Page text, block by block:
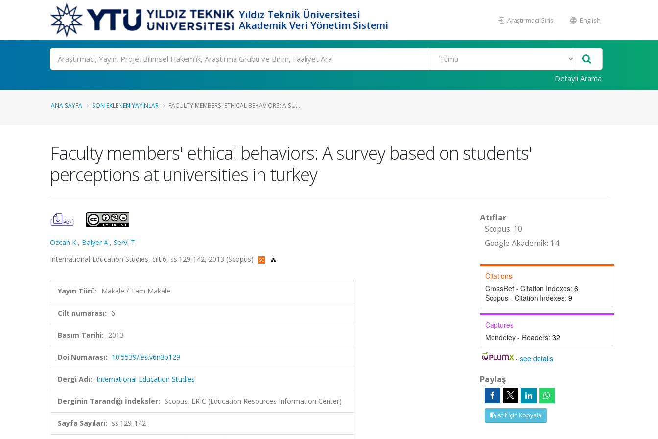
Yıldız Teknik Üniversitesi
Akademik Veri Yönetim Sistemi
Araştırmacı Girişi English
Ara
Detaylı Arama
ANA SAYFA SON EKLENEN YAYINLAR FACULTY MEMBERS' ETHICAL BEHAVIORS: A SU...
Faculty members' ethical behaviors: A survey based on students'
perceptions at universities in turkey
Ozcan K., Balyer A., Servi T.
International Education Studies, cilt.6, ss.129-142, 2013 (Scopus)
Yayın Türü: Makale / Tam Makale
Cilt numarası: 6
Basım Tarihi: 2013
Doi Numarası: 10.5539/ies.v6n3p129
Dergi Adı: International Education Studies
Derginin Tarandığı İndeksler: Scopus, ERIC (Education Resources Information Center)
Sayfa Sayıları: ss.129-142
Atıflar
Scopus: 10
Google Akademik: 14
Citations
CrossRef - Citation Indexes: 6
Scopus - Citation Indexes: 9
Captures
Mendeley - Readers: 32
-see details
Paylaş
Atıf İçin Kopyala